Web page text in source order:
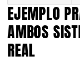
EJEMPLO
AMBOS
REAL